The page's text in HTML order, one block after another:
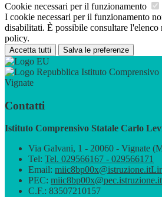
Cookie necessari per il funzionamento
I cookie necessari per il funzionamento
disabilitati. È possibile consultare
policy.
Accetta tutti Salva le preferenze
Istituto Comprensivo
Vignate
Contatti
Istituto Comprensivo Statale Carlo
Via Galvani, 1 - 20060 - Vignate
Tel: Tel. 029566167 - 029566171
Email: miic8bp00x@istruzione.it
PEC: miic8bp00x@pec.istruzione.it
C.F.: 83507210157